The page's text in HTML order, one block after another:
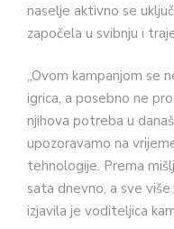
naselje aktivno se
započela u svibnju i
„Ovom kampanjom se
igrica, a posebno ne
njihova potreba u
upozoravamo na
tehnologije. Prema
sata dnevno, a sve
izjavila je voditeljica